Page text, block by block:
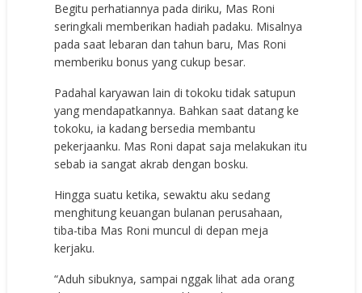
Begitu perhatiannya pada diriku, Mas Roni
seringkali memberikan hadiah padaku. Misalnya
pada saat lebaran dan tahun baru, Mas Roni
memberiku bonus yang cukup besar.
Padahal karyawan lain di tokoku tidak satupun
yang mendapatkannya. Bahkan saat datang ke
tokoku, ia kadang bersedia membantu
pekerjaanku. Mas Roni dapat saja melakukan itu
sebab ia sangat akrab dengan bosku.
Hingga suatu ketika, sewaktu aku sedang
menghitung keuangan bulanan perusahaan,
tiba-tiba Mas Roni muncul di depan meja
kerjaku.
“Aduh sibuknya, sampai nggak lihat ada orang